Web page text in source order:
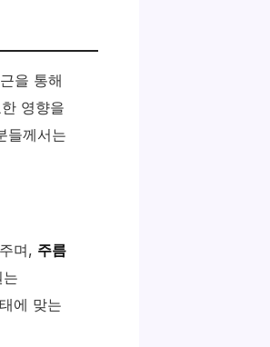
을 통해
영향을
들께서는
며, 주름
에 맞는